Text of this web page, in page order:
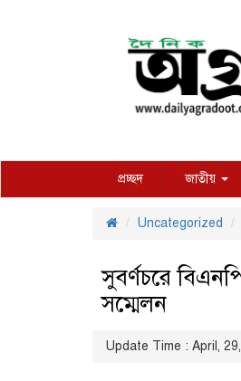
প্রচ্ছদ জাতীয়
Uncategorized
সুবর্ণচরে
সম্মেলন
Update Time : April,